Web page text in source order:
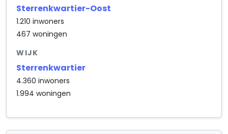
Sterrenkwartier-Oost
1.210 inwoners
467 woningen
WIJK
Sterrenkwartier
4.360 inwoners
1.994 woningen